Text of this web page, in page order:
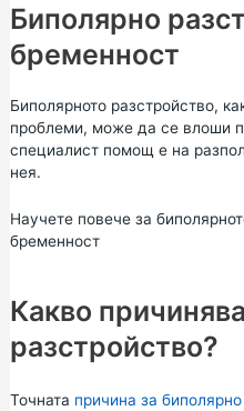
Биполярно
бременност
Биполярното разстройство,
проблеми, може да се влоши
специалист помощ е на
нея.
Научете повече за
бременност
Какво
разстройство?
Точната причина за